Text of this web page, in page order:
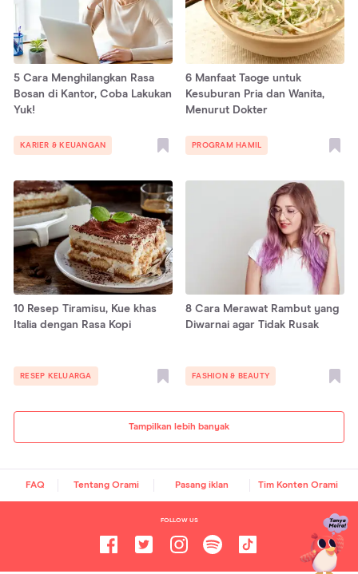
Tampilkan lebih banyak
5 Cara Menghilangkan Rasa
Bosan di Kantor, Coba Lakukan
Yuk!
KARIER & KEUANGAN
6 Manfaat Taoge untuk
Kesuburan Pria dan Wanita,
Menurut Dokter
PROGRAM HAMIL
10 Resep Tiramisu, Kue khas
Italia dengan Rasa Kopi
RESEP KELUARGA
8 Cara Merawat Rambut yang
Diwarnai agar Tidak Rusak
FASHION & BEAUTY
FAQ Tentang Orami Pasang iklan Tim Konten Orami
FOLLOW US